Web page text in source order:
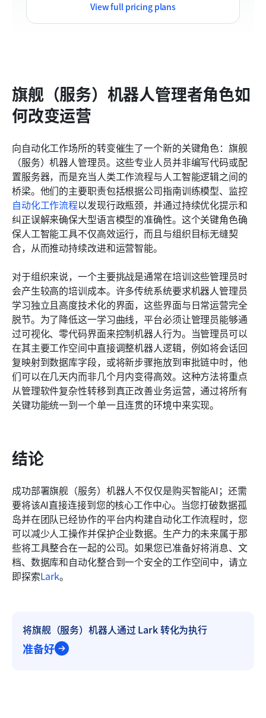
View full pricing plans
旗舰（服务）机器人管理者角色如
何改变运营
向自动化工作场所的转变催生了一个新的关键角色：旗舰
（服务）机器人管理员。这些专业人员并非编写代码或配
置服务器，而是充当人类工作流程与人工智能逻辑之间的
桥梁。他们的主要职责包括根据公司指南训练模型、监控
自动化工作流程以发现行政瓶颈，并通过持续优化提示和
纠正误解来确保大型语言模型的准确性。这个关键角色确
保人工智能工具不仅高效运行，而且与组织目标无缝契
合，从而推动持续改进和运营智能。
对于组织来说，一个主要挑战是通常在培训这些管理员时
会产生较高的培训成本。许多传统系统要求机器人管理员
学习独立且高度技术化的界面，这些界面与日常运营完全
脱节。为了降低这一学习曲线，平台必须让管理员能够通
过可视化、零代码界面来控制机器人行为。当管理员可以
在其主要工作空间中直接调整机器人逻辑，例如将会话回
复映射到数据库字段，或将新步骤拖放到审批链中时，他
们可以在几天内而非几个月内变得高效。这种方法将重点
从管理软件复杂性转移到真正改善业务运营，通过将所有
关键功能统一到一个单一且连贯的环境中来实现。
结论
成功部署旗舰（服务）机器人不仅仅是购买智能AI；还需
要将该AI直接连接到您的核心工作中心。当您打破数据孤
岛并在团队已经协作的平台内构建自动化工作流程时，您
可以减少人工操作并保护企业数据。生产力的未来属于那
些将工具整合在一起的公司。如果您已准备好将消息、文
档、数据库和自动化整合到一个安全的工作空间中，请立
即探索Lark。
将旗舰（服务）机器人通过 Lark 转化为执行
准备好